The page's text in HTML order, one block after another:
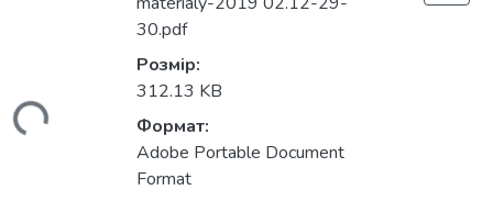
30.pdf
Розмір:
312.13 KB
Формат:
Adobe Portable Document
Format